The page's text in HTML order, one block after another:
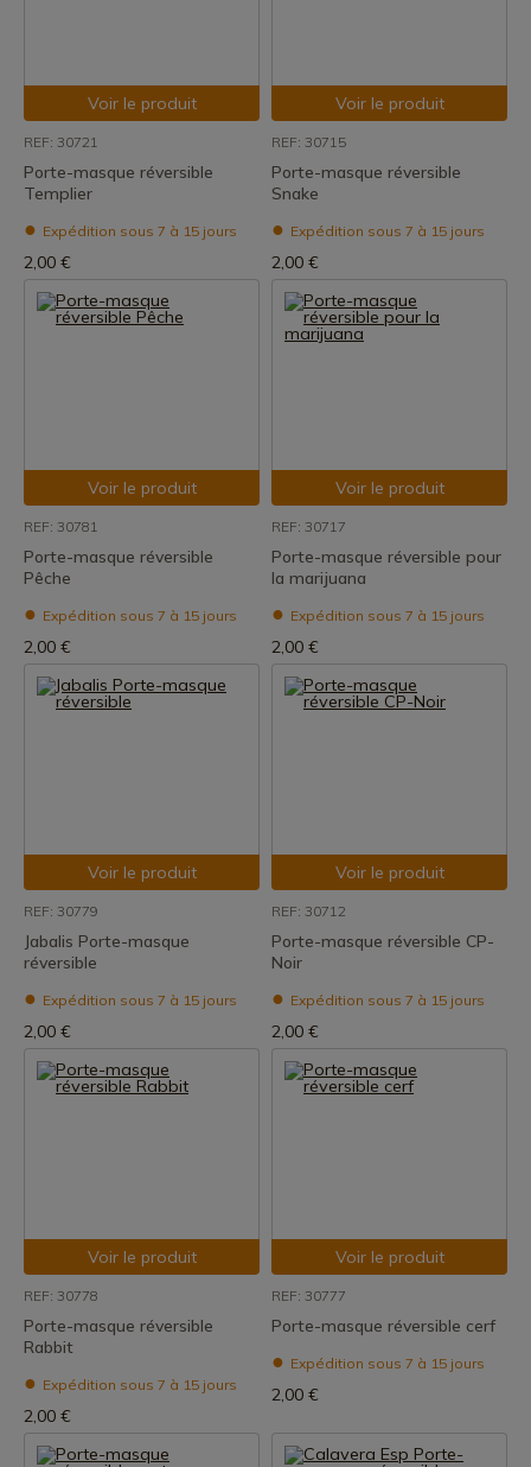
Voir le produit
REF: 30721
Porte-masque réversible
Templier
Expédition sous 7 à 15 jours
2,00 €
Voir le produit
REF: 30715
Porte-masque réversible
Snake
Expédition sous 7 à 15 jours
2,00 €
Voir le produit
REF: 30781
Porte-masque réversible
Pêche
Expédition sous 7 à 15 jours
2,00 €
Voir le produit
REF: 30717
Porte-masque réversible pour
la marijuana
Expédition sous 7 à 15 jours
2,00 €
Voir le produit
REF: 30779
Jabalis Porte-masque
réversible
Expédition sous 7 à 15 jours
2,00 €
Voir le produit
REF: 30712
Porte-masque réversible CP-
Noir
Expédition sous 7 à 15 jours
2,00 €
Voir le produit
REF: 30778
Porte-masque réversible
Rabbit
Expédition sous 7 à 15 jours
2,00 €
Voir le produit
REF: 30777
Porte-masque réversible cerf
Expédition sous 7 à 15 jours
2,00 €